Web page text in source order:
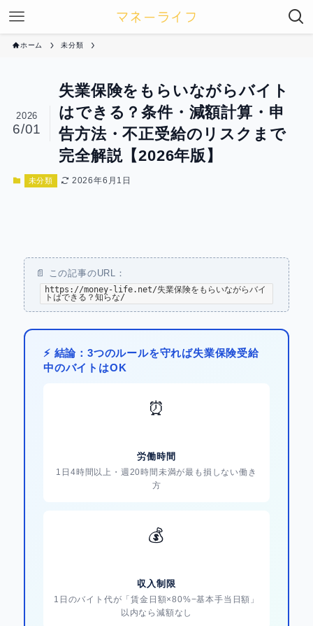
ホーム 未分類
失業保険をもらいながらバイト
はできる？条件・減額計算・申
告方法・不正受給のリスクまで
完全解説【2026年版】
2026
6/01
未分類 2026年6月1日
📄 この記事のURL：
https://money-life.net/失業保険をもらいながらバイ
トはできる？知らな/
⚡ 結論：3つのルールを守れば失業保険受給
中のバイトはOK
⏰
労働時間
1日4時間以上・週20時間未満が最も損しない働き
方
💰
収入制限
1日のバイト代が「賃金日額×80%−基本手当日額」
以内なら減額なし